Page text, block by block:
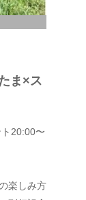
ま×ス
20:00〜
楽しみ方